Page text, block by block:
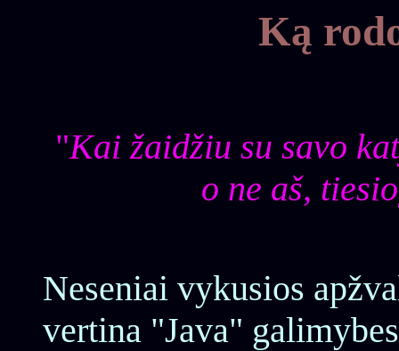
Ką
"Kai žaidžiu su savo
o ne aš,
Neseniai vykusios
vertina "Java"